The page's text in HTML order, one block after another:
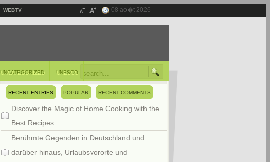
WEBTV 08 ao�t 2026
UNCATEGORIZED UNESCO
RECENT ENTRIES POPULAR RECENT COMMENTS
Discover the Magic of Home Cooking with the
Best Recipes
Berühmte Gegenden in Deutschland und
darüber hinaus, Urlaubsvororte und